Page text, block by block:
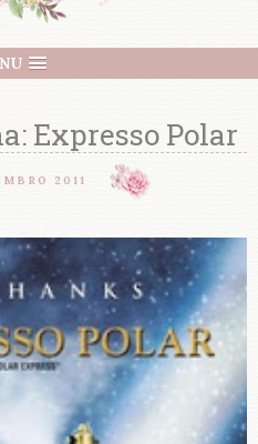
Expresso Polar
2011